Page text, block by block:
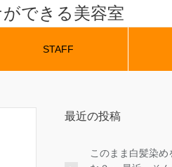
できる美容室
STAFF
最近の投稿
このまま白髪染